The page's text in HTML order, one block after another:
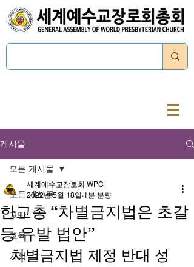
게시물
모든 게시물
교단
교육
기획
모든 게시물
한교총 “차별금지법은 초갈
등 유발 법안”
세계예수교장로회 WPC
2022년 5월 18일 1분 분량
차별금지법 제정 반대 성